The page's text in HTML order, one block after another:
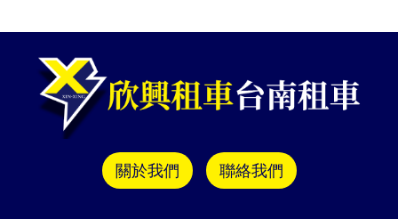
關於我們 聯絡我們